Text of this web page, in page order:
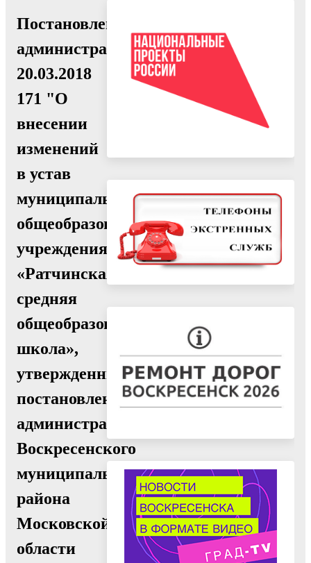
Постановление
администрации
20.03.2018
171 "О
внесении
изменений
в устав
муниципального
общеобразовательного
учреждения
«Ратчинская
средняя
общеобразовательная
школа»,
утвержденный
постановлением
администрации
Воскресенского
муниципального
района
Московской
области